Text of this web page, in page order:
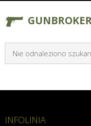
Nie odnaleziono
INFOLINIA